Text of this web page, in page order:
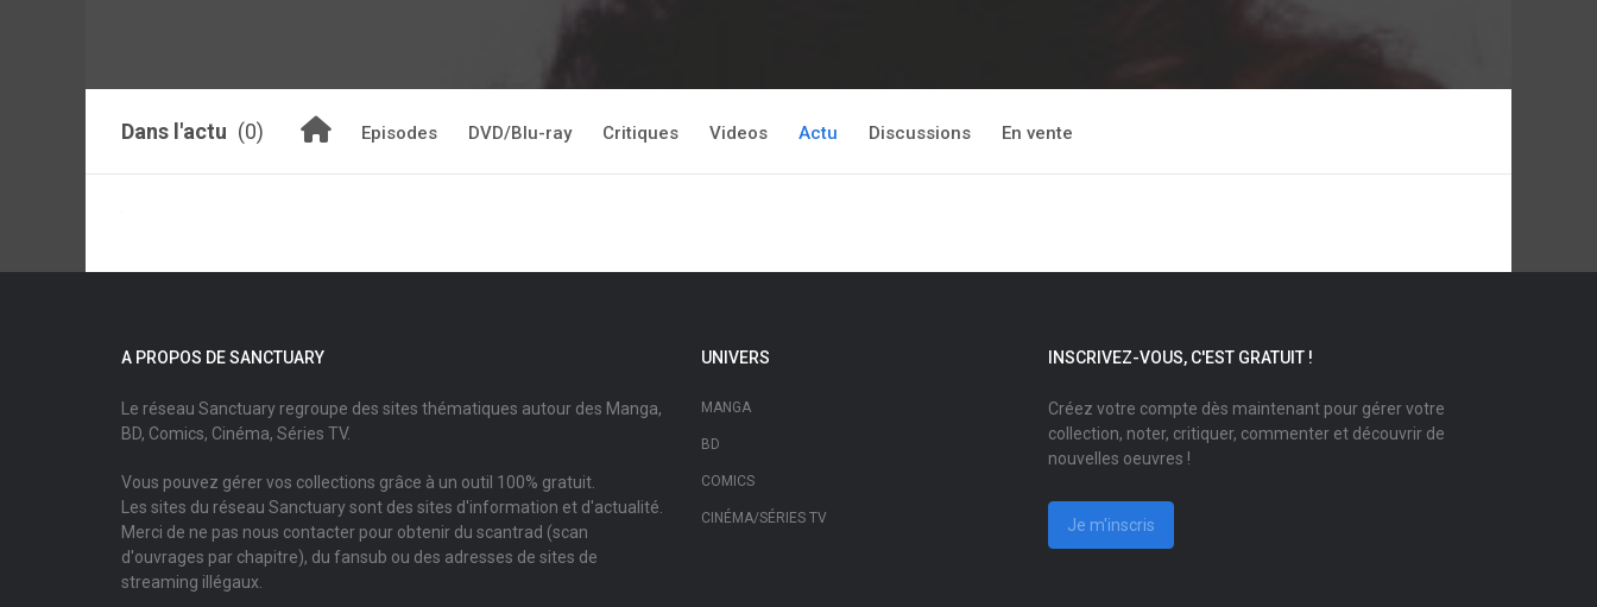
Dans l'actu (0) Episodes DVD/Blu-ray Critiques Videos Actu Discussions En vente
A PROPOS DE SANCTUARY
Le réseau Sanctuary regroupe des sites thématiques autour des Manga,
BD, Comics, Cinéma, Séries TV.
Vous pouvez gérer vos collections grâce à un outil 100% gratuit.
Les sites du réseau Sanctuary sont des sites d'information et d'actualité.
Merci de ne pas nous contacter pour obtenir du scantrad (scan
d'ouvrages par chapitre), du fansub ou des adresses de sites de
streaming illégaux.
UNIVERS
MANGA
BD
COMICS
CINÉMA/SÉRIES TV
INSCRIVEZ-VOUS, C'EST GRATUIT !
Créez votre compte dès maintenant pour gérer votre
collection, noter, critiquer, commenter et découvrir de
nouvelles oeuvres !
Je m'inscris